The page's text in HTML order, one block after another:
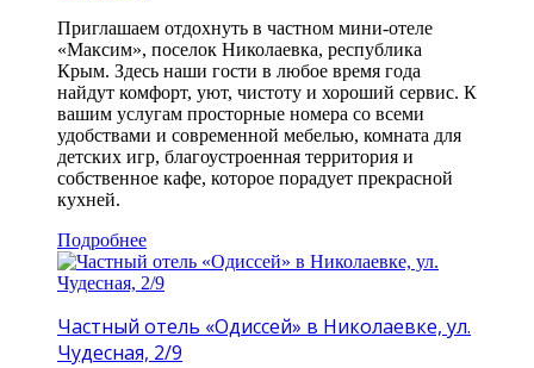
Приглашаем отдохнуть в частном мини-отеле
«Максим», поселок Николаевка, республика
Крым. Здесь наши гости в любое время года
найдут комфорт, уют, чистоту и хороший сервис. К
вашим услугам просторные номера со всеми
удобствами и современной мебелью, комната для
детских игр, благоустроенная территория и
собственное кафе, которое порадует прекрасной
кухней.
Подробнее
Частный отель «Одиссей» в Николаевке, ул.
Чудесная, 2/9